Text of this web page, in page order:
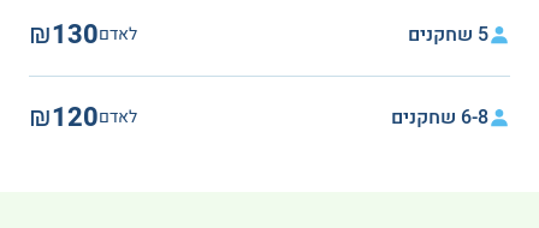
5 שחקנים לאדם₪130
6-8 שחקנים לאדם₪120